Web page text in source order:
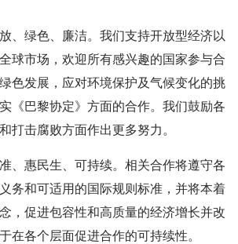
绿色、廉洁。我们支持开放型经济以
球市场，欢迎所有感兴趣的国家参与合
色发展，应对环境保护及气候变化的挑
《巴黎协定》方面的合作。我们鼓励各
打击腐败方面作出更多努力。
惠民生、可持续。相关合作将遵守各
务和可适用的国际规则标准，并将本着
，促进包容性和高质量的经济增长并改
在各个层面促进合作的可持续性。